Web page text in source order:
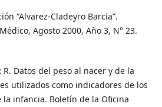
“Alvarez-Cladeyro Barcia”.
Agosto 2000, Año 3, N° 23.
R. Datos del peso al nacer y de la
utilizados como indicadores de los
infancia. Boletín de la Oficina